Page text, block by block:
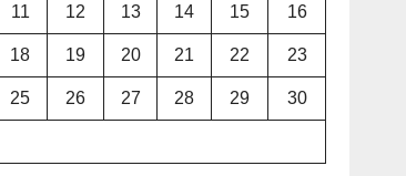
11 12 13 14 15 16
18 19 20 21 22 23
25 26 27 28 29 30